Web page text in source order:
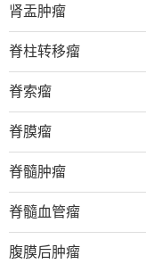
肾盂肿瘤
脊柱转移瘤
脊索瘤
脊膜瘤
脊髓肿瘤
脊髓血管瘤
腹膜后肿瘤